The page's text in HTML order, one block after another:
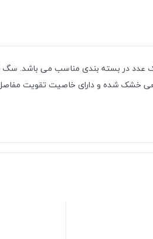
در بسته بندی مناسب می باشد. سگ
خشک شده و دارای خاصیت تقویت